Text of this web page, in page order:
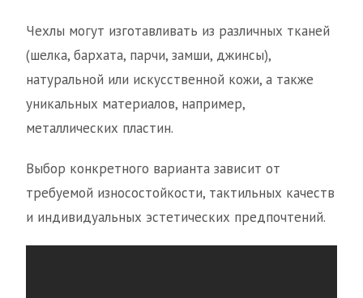
Чехлы могут изготавливать из различных тканей
(шелка, бархата, парчи, замши, джинсы),
натуральной или искусственной кожи, а также
уникальных материалов, например,
металлических пластин.
Выбор конкретного варианта зависит от
требуемой износостойкости, тактильных качеств
и индивидуальных эстетических предпочтений.